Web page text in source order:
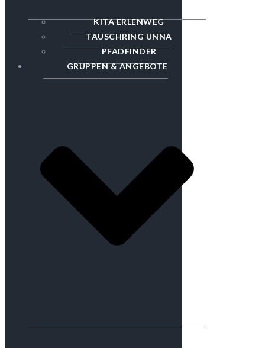
KITA ERLENWEG
TAUSCHRING UNNA
PFADFINDER
GRUPPEN & ANGEBOTE